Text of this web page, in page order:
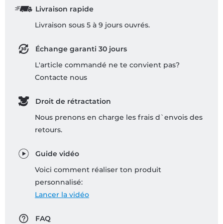
Livraison rapide
Livraison sous 5 à 9 jours ouvrés.
Échange garanti 30 jours
L'article commandé ne te convient pas?
Contacte nous
Droit de rétractation
Nous prenons en charge les frais d`envois des
retours.
Guide vidéo
Voici comment réaliser ton produit
personnalisé:
Lancer la vidéo
FAQ